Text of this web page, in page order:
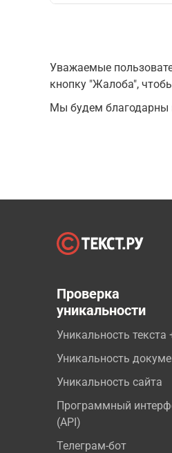
Уважаемые
кнопку "Жалоба",
Мы будем благодарны
Проверка
уникальности
Уникальность текста
Уникальность
Уникальность сайта
Программный
(API)
Телеграм-бот